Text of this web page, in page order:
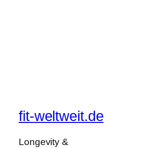
fit-weltweit.de
Longevity &